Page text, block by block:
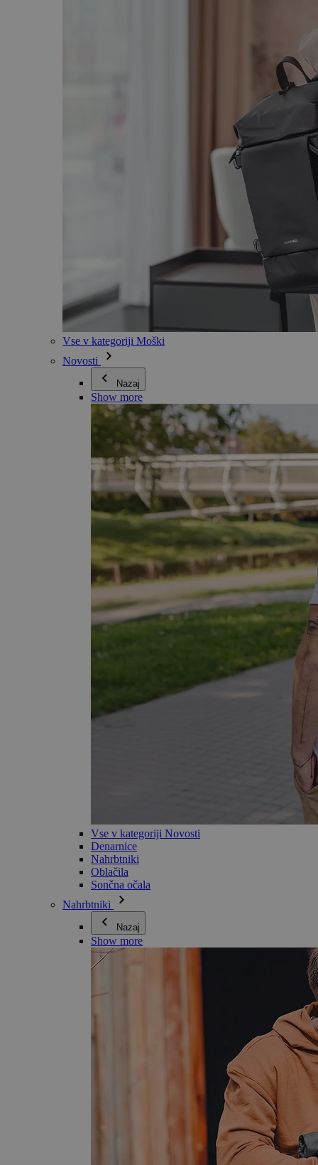
Vse v kategoriji Moški
Novosti
Nazaj
Show more
Vse v kategoriji Novosti
Denarnice
Nahrbtniki
Oblačila
Sončna očala
Nahrbtniki
Nazaj
Show more